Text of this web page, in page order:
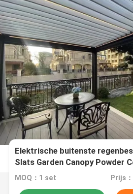
Elektrische buitenste
Slats Garden Canopy Powder
Elektrische buitenste
Garden Canopy Powder Coated
MOQ：1 set Prijs